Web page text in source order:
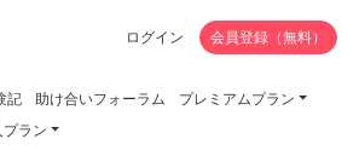
記 助け合いフォーラム
プレミアムプラン
プラン
ログイン 会員登録（無料）